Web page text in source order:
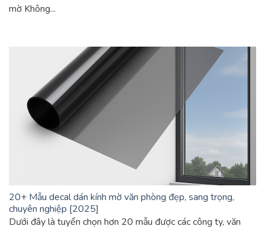
mờ Không...
20+ Mẫu decal dán kính mờ văn phòng đẹp, sang trọng,
chuyên nghiệp [2025]
Dưới đây là tuyển chọn hơn 20 mẫu được các công ty, văn